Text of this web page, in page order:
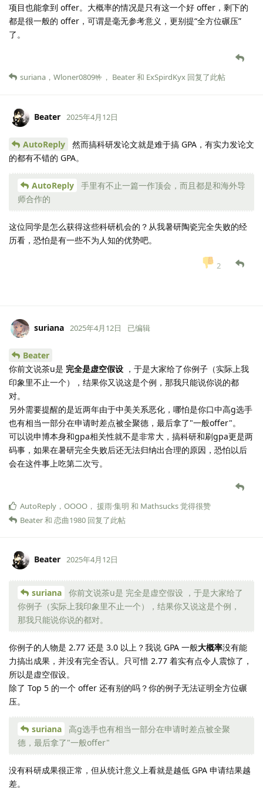
项目也能拿到 offer。大概率的情况是只有这一个好 offer，剩下的
都是很一般的 offer，可谓是毫无参考意义，更别提“全方位碾压”
了。
suriana ， Wloner0809🤟 ， Beater和 ExSpirdKyx 回复了此帖
Beater 2025年4月12日
AutoReply
然而搞科研发论文就是难于搞 GPA，有实力发论文
的都有不错的 GPA。
AutoReply
手里有不止一篇一作顶会，而且都是和海外导
师合作的
这位同学是怎么获得这些科研机会的？从我暑研陶瓷完全失败的经
历看，恐怕是有一些不为人知的优势吧。
2
suriana 2025年4月12日 已编辑
Beater
你前文说茶u是 完全是虚空假设 ，于是大家给了你例子（实际上我
印象里不止一个），结果你又说这是个例，那我只能说你说的都
对。
另外需要提醒的是近两年由于中美关系恶化，哪怕是你口中高g选手
也有相当一部分在申请时差点被全聚德，最后拿了"一般offer"。
可以说申博本身和gpa相关性就不是非常大，搞科研和刷gpa更是两
码事，如果在暑研完全失败后还无法归纳出合理的原因，恐怕以后
会在这件事上吃第二次亏。
AutoReply ， OOOO ， 援雨·集明 和 Mathsucks觉得很赞
Beater和 恋曲1980 回复了此帖
Beater 2025年4月12日
suriana
你前文说茶u是 完全是虚空假设 ，于是大家给了
你例子（实际上我印象里不止一个），结果你又说这是个例，
那我只能说你说的都对。
你例子的人物是 2.77 还是 3.0 以上？我说 GPA 一般大概率没有能
力搞出成果，并没有完全否认。只可惜 2.77 着实有点令人震惊了，
所以是虚空假设。
除了 Top 5 的一个 offer 还有别的吗？你的例子无法证明全方位碾
压。
suriana
高g选手也有相当一部分在申请时差点被全聚
德，最后拿了"一般offer"
没有科研成果很正常，但从统计意义上看就是越低 GPA 申请结果越
差。